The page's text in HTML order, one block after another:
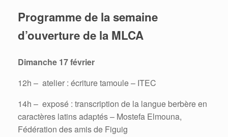
Programme de la semaine
d’ouverture de la MLCA
Dimanche 17 février
12h – atelier : écriture tamoule – ITEC
14h – exposé : transcription de la langue berbère en
caractères latins adaptés – Mostefa Elmouna,
Fédération des amis de Figuig